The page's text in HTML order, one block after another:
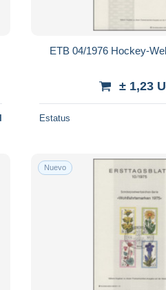
ETB 04/1976 Hockey-
± 1,23
Estatus
Nuevo